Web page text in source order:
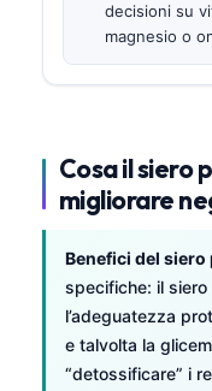
decisioni su
magnesio o
Cosa il siero
migliorare
Benefici del siero
specifiche: il
l’adeguatezza
e talvolta la
“detossificare” i